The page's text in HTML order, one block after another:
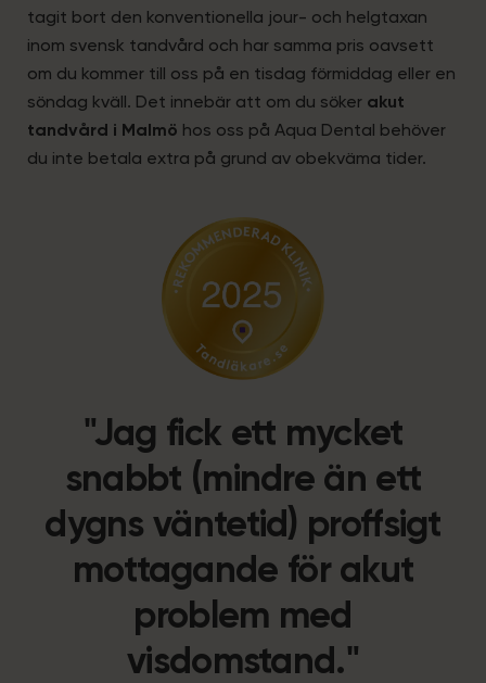
tagit bort den konventionella jour- och helgtaxan
inom svensk tandvård och har samma pris oavsett
om du kommer till oss på en tisdag förmiddag eller en
söndag kväll. Det innebär att om du söker akut
tandvård i Malmö hos oss på Aqua Dental behöver
du inte betala extra på grund av obekväma tider.
"Jag fick ett mycket
snabbt (mindre än ett
dygns väntetid) proffsigt
mottagande för akut
problem med
visdomstand."